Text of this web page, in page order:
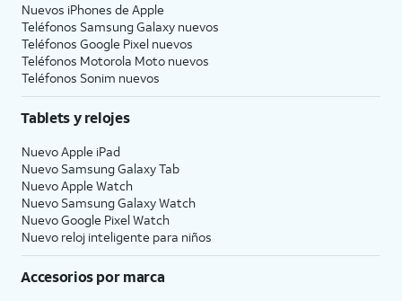
Nuevos iPhones de Apple
Teléfonos Samsung Galaxy nuevos
Teléfonos Google Pixel nuevos
Teléfonos Motorola Moto nuevos
Teléfonos Sonim nuevos
Tablets y relojes
Nuevo Apple iPad
Nuevo Samsung Galaxy Tab
Nuevo Apple Watch
Nuevo Samsung Galaxy Watch
Nuevo Google Pixel Watch
Nuevo reloj inteligente para niños
Accesorios por marca